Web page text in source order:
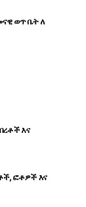
ወጥ ቤት ለ
እና
ፎቶዎች እና